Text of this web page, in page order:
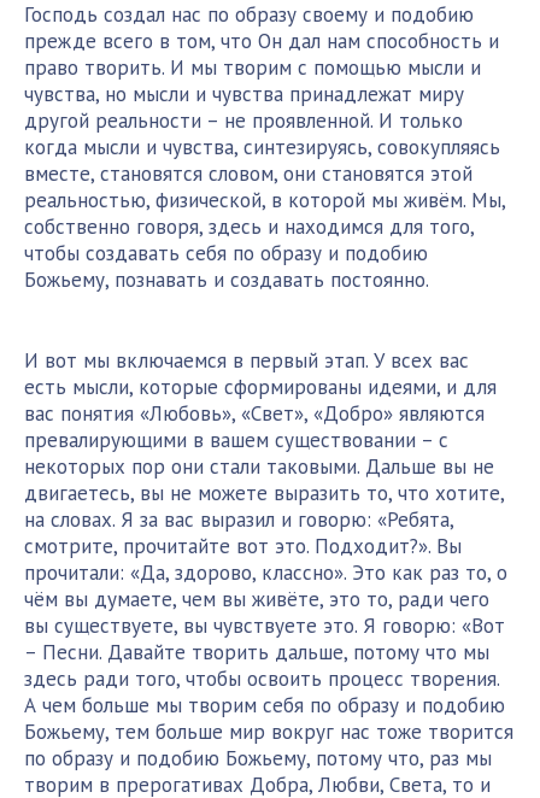
Господь создал нас по образу своему и подобию
прежде всего в том, что Он дал нам способность и
право творить. И мы творим с помощью мысли и
чувства, но мысли и чувства принадлежат миру
другой реальности – не проявленной. И только
когда мысли и чувства, синтезируясь, совокупляясь
вместе, становятся словом, они становятся этой
реальностью, физической, в которой мы живём. Мы,
собственно говоря, здесь и находимся для того,
чтобы создавать себя по образу и подобию
Божьему, познавать и создавать постоянно.
И вот мы включаемся в первый этап. У всех вас
есть мысли, которые сформированы идеями, и для
вас понятия «Любовь», «Свет», «Добро» являются
превалирующими в вашем существовании – с
некоторых пор они стали таковыми. Дальше вы не
двигаетесь, вы не можете выразить то, что хотите,
на словах. Я за вас выразил и говорю: «Ребята,
смотрите, прочитайте вот это. Подходит?». Вы
прочитали: «Да, здорово, классно». Это как раз то, о
чём вы думаете, чем вы живёте, это то, ради чего
вы существуете, вы чувствуете это. Я говорю: «Вот
– Песни. Давайте творить дальше, потому что мы
здесь ради того, чтобы освоить процесс творения.
А чем больше мы творим себя по образу и подобию
Божьему, тем больше мир вокруг нас тоже творится
по образу и подобию Божьему, потому что, раз мы
творим в прерогативах Добра, Любви, Света, то и